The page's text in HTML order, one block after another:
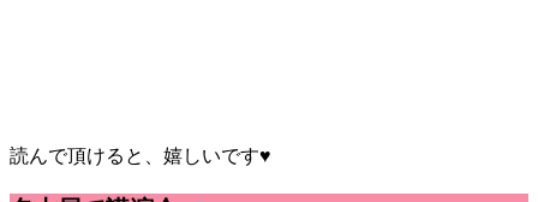
読んで頂けると、嬉しいです♥